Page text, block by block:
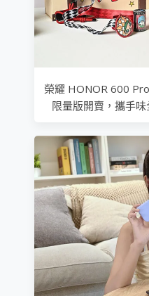
榮耀 HONOR 600
限量版開賣，攜手